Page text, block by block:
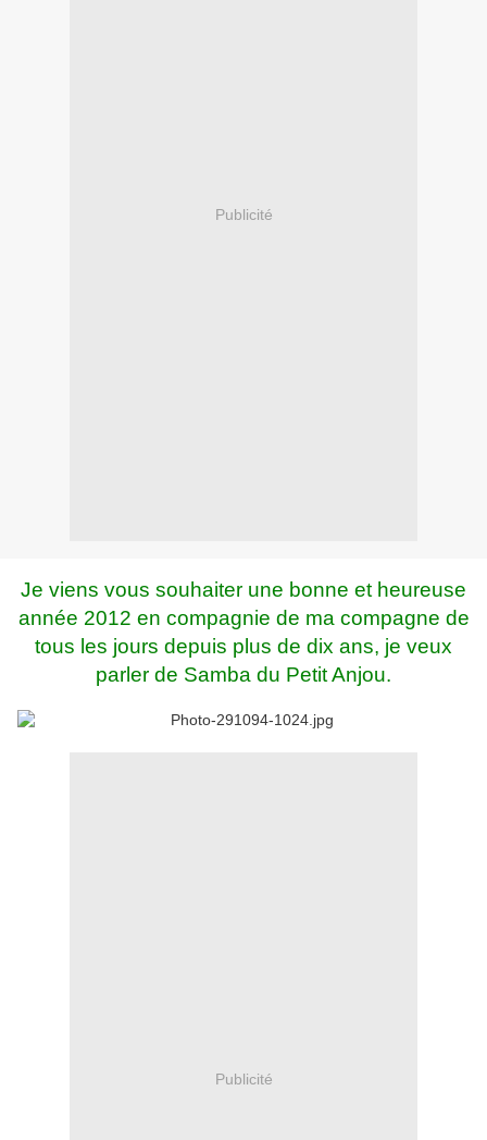
Publicité
Je viens vous souhaiter une bonne et heureuse
année 2012 en compagnie de ma compagne de
tous les jours depuis plus de dix ans, je veux
parler de Samba du Petit Anjou.
Publicité